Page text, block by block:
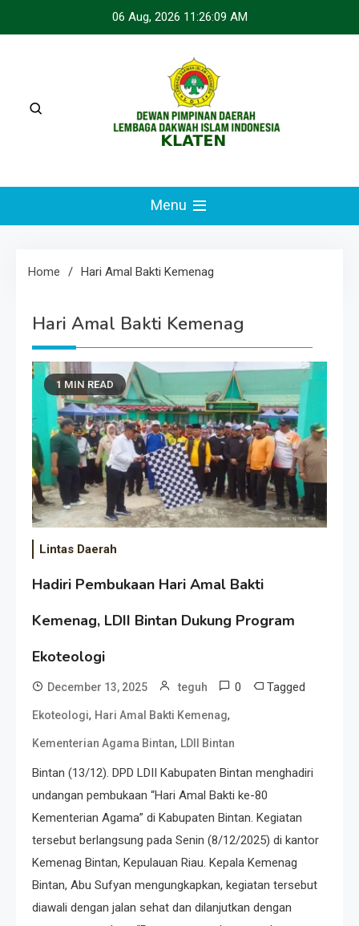
to
06 Aug, 2026 11:26:09 AM
LDII KLATEN
Menu
Home Hari Amal Bakti Kemenag
Hari Amal Bakti Kemenag
1 MIN READ
Lintas Daerah
Hadiri Pembukaan Hari Amal Bakti
Kemenag, LDII Bintan Dukung Program
Ekoteologi
December 13, 2025 teguh 0 Tagged
Ekoteologi, Hari Amal Bakti Kemenag,
Kementerian Agama Bintan, LDII Bintan
Bintan (13/12). DPD LDII Kabupaten Bintan menghadiri
undangan pembukaan “Hari Amal Bakti ke-80
Kementerian Agama” di Kabupaten Bintan. Kegiatan
tersebut berlangsung pada Senin (8/12/2025) di kantor
Kemenag Bintan, Kepulauan Riau. Kepala Kemenag
Bintan, Abu Sufyan mengungkapkan, kegiatan tersebut
diawali dengan jalan sehat dan dilanjutkan dengan